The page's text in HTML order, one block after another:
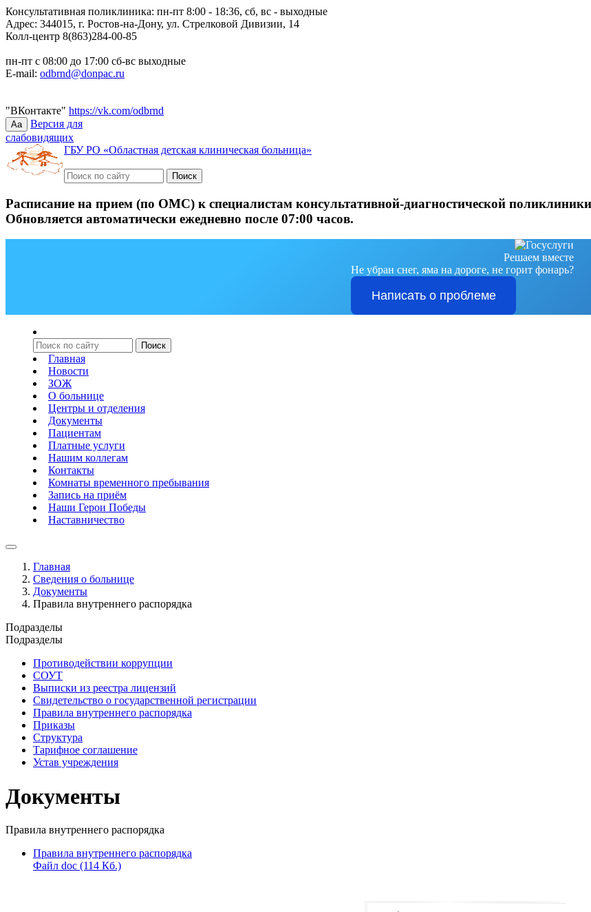
Консультативная поликлиника: пн-пт 8:00 - 18:36, сб, вс - выходные
Адрес: 344015, г. Ростов-на-Дону, ул. Стрелковой Дивизии, 14
Колл-центр 8(863)284-00-85
пн-пт с 08:00 до 17:00 сб-вс выходные
E-mail: odbrnd@donpac.ru
"ВКонтакте" https://vk.com/odbrnd
Aa
Версия для
слабовидящих
ГБУ РО «Областная детская клиническая больница»
Расписание на прием (по ОМС) к специалистам консультативной-диагностической
Обновляется автоматически ежедневно после 07:00 часов.
Решаем вместе
Не убран снег, яма на дороге, не горит фонарь?
Написать о проблеме
Главная
Новости
ЗОЖ
О больнице
Центры и отделения
Документы
Пациентам
Платные услуги
Нашим коллегам
Контакты
Комнаты временного пребывания
Запись на приём
Наши Герои Победы
Наставничество
Главная
Сведения о больнице
Документы
Правила внутреннего распорядка
Подразделы
Подразделы
Противодействии коррупции
СОУТ
Выписки из реестра лицензий
Свидетельство о государственной регистрации
Правила внутреннего распорядка
Приказы
Структура
Тарифное соглашение
Устав учреждения
Документы
Правила внутреннего распорядка
Правила внутреннего распорядка
Файл doc (114 Кб.)